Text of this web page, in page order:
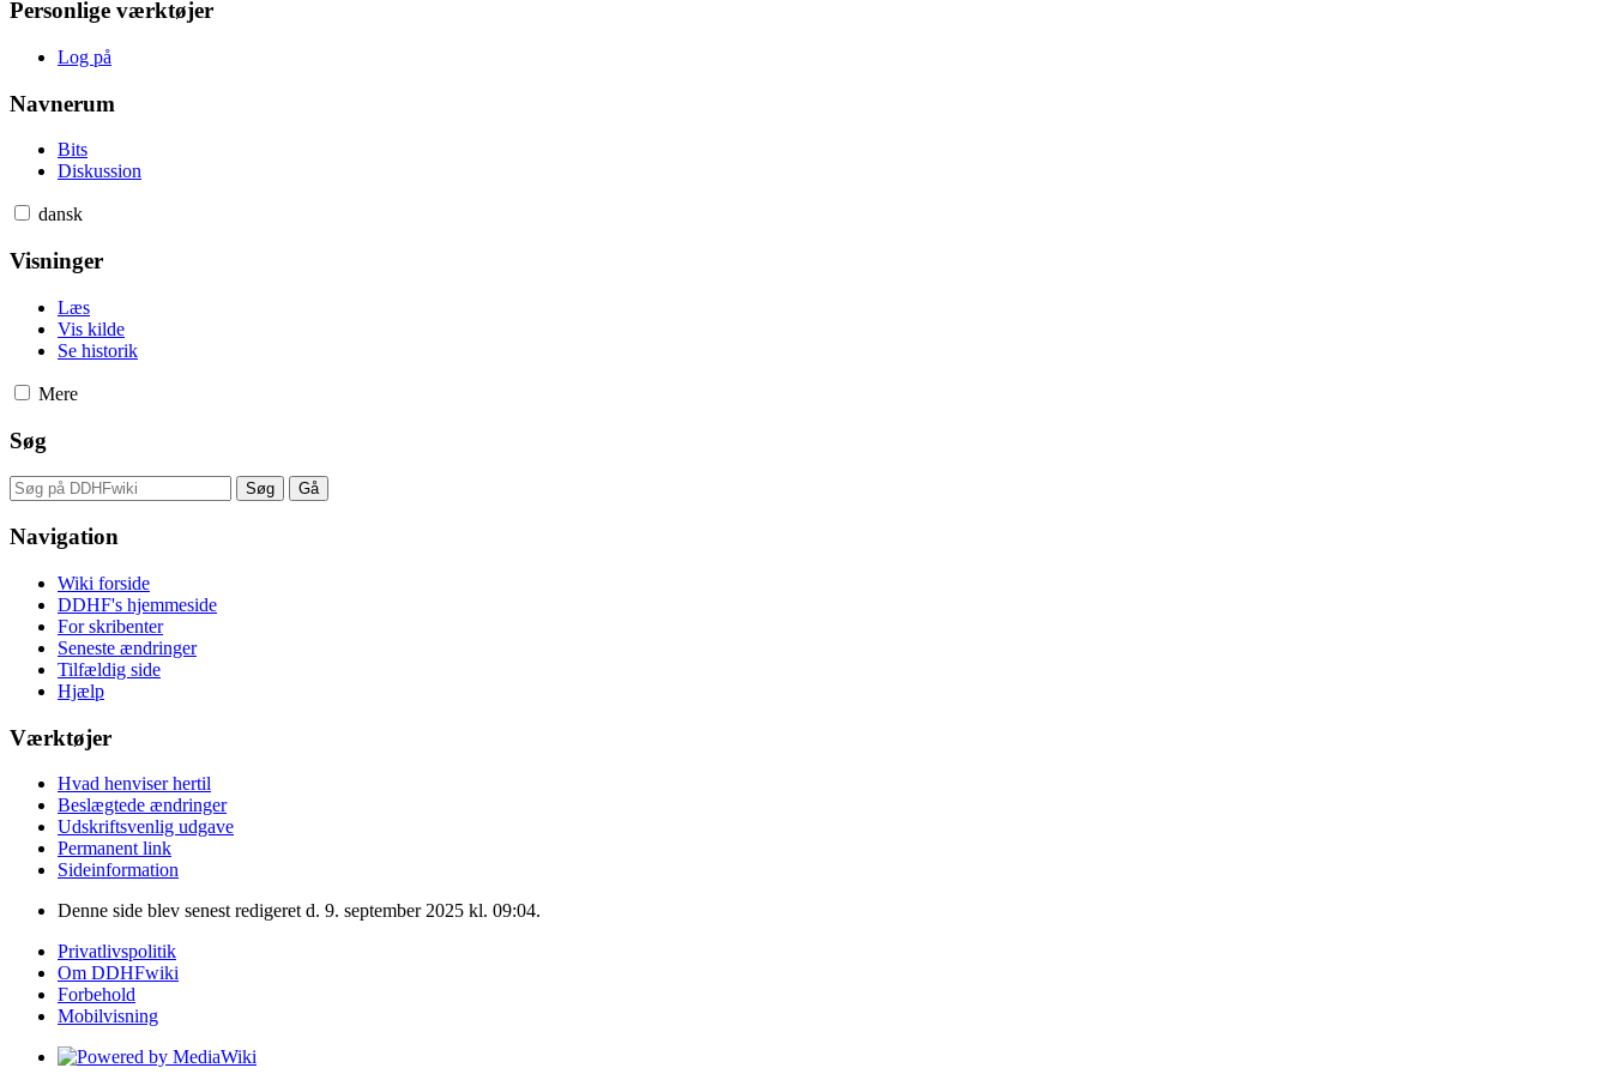
Personlige værktøjer
Log på
Navnerum
Bits
Diskussion
dansk
Visninger
Læs
Vis kilde
Se historik
Mere
Søg
Navigation
Wiki forside
DDHF's hjemmeside
For skribenter
Seneste ændringer
Tilfældig side
Hjælp
Værktøjer
Hvad henviser hertil
Beslægtede ændringer
Udskriftsvenlig udgave
Permanent link
Sideinformation
Denne side blev senest redigeret d. 9. september 2025 kl. 09:04.
Privatlivspolitik
Om DDHFwiki
Forbehold
Mobilvisning